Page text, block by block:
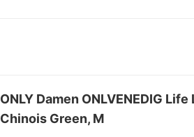
ONLY Damen ONLVENEDIG
Chinois Green, M